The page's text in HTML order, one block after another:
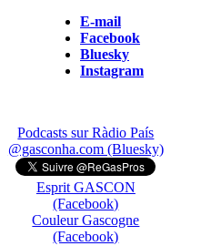
E-mail
Facebook
Bluesky
Instagram
Podcasts sur Ràdio País
@gasconha.com (Bluesky)
Esprit GASCON
(Facebook)
Couleur Gascogne
(Facebook)